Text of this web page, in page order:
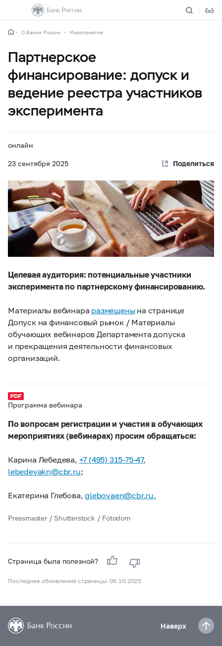
О Банке России Мероприятия
Партнерское
финансирование: допуск и
ведение реестра участников
эксперимента
23 сентября 2025
онлайн
Поделиться
Целевая аудитория: потенциальные участники
эксперимента по партнерскому финансированию.
Материалы вебинара размещенына странице
Допуск на финансовый рынок / Материалы
обучающих вебинаров Департамента допуска
и прекращения деятельности финансовых
организаций.
Программа вебинара
По вопросам регистрации и участия в обучающих
мероприятиях (вебинарах) просим обращаться:
Карина Лебедева, +7 (495) 315-75-47,
lebedevakn@cbr.ru;
Екатерина Глебова,glebovaen@cbr.ru.
Pressmaster / Shutterstock / Fotodom
Страница была полезной?
Последнее обновление страницы: 09.10.2025
Наверх